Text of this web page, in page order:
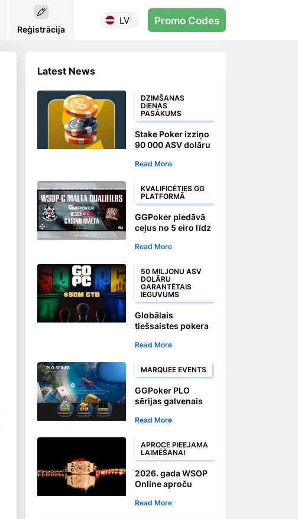
Reģistrācija
LV Promo Codes
Latest News
DZIMŠANAS
DIENAS
PASĀKUMS
Stake Poker izziņo
90 000 ASV dolāru
9. dzimšanas
turnīru
Read More
KVALIFICĒTIES GG
PLATFORMĀ
GGPoker piedāvā
ceļus no 5 eiro līdz
Circuit Malta
turnīram
Read More
50 MILJONU ASV
DOLĀRU
GARANTĒTAIS
IEGUVUMS
Globālais
tiešsaistes pokera
sāksies 23.
CoinPoker
Read More
MARQUEE EVENTS
GGPoker PLO
sērijas galvenais
miljona ASV dolāru
fonda ietvaros 10.
augustā
Read More
APROCE PIEEJAMA
LAIMĒŠANAI
2026. gada WSOP
Online aproču
Bahamu salu paketi
Read More